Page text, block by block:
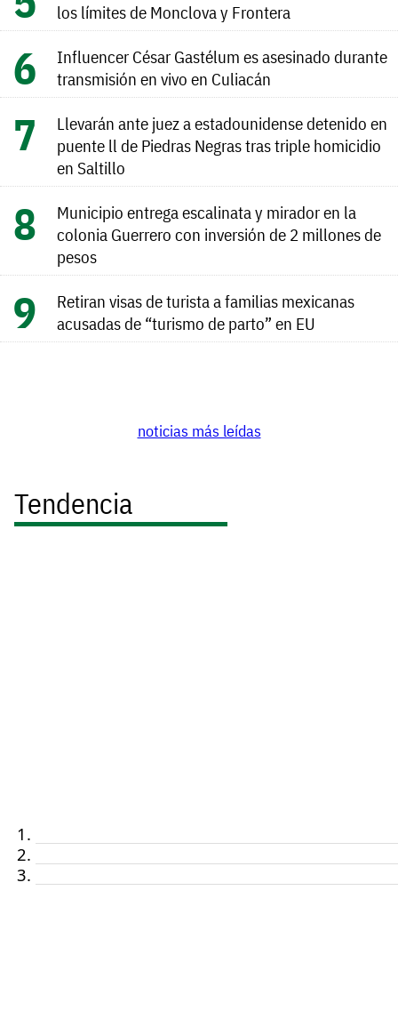
los límites de Monclova y Frontera
Influencer César Gastélum es asesinado durante
transmisión en vivo en Culiacán
Llevarán ante juez a estadounidense detenido en
puente ll de Piedras Negras tras triple homicidio
en Saltillo
Municipio entrega escalinata y mirador en la
colonia Guerrero con inversión de 2 millones de
pesos
Retiran visas de turista a familias mexicanas
acusadas de “turismo de parto” en EU
noticias más leídas
Tendencia